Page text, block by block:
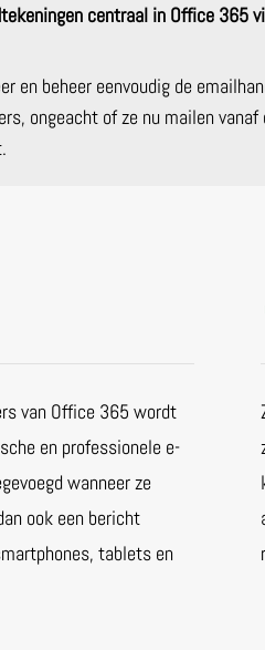
centraal in Office 365
en beheer eenvoudig de
ongeacht of ze nu mailen vanaf
van Office 365 wordt
en professionele e-
wanneer ze
ook een bericht
tablets en